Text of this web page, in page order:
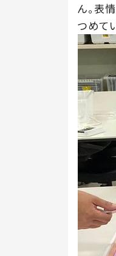
ん。表
つめて